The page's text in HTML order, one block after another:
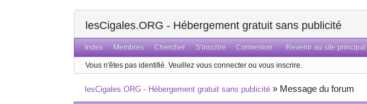
lesCigales.ORG - Hébergement gratuit sans publicité
Index Membres Chercher S'inscrire Connexion Revenir au site principal
Vous n'êtes pas identifié. Veuillez vous connecter ou vous inscrire.
lesCigales.ORG - Hébergement gratuit sans publicité » Message du forum